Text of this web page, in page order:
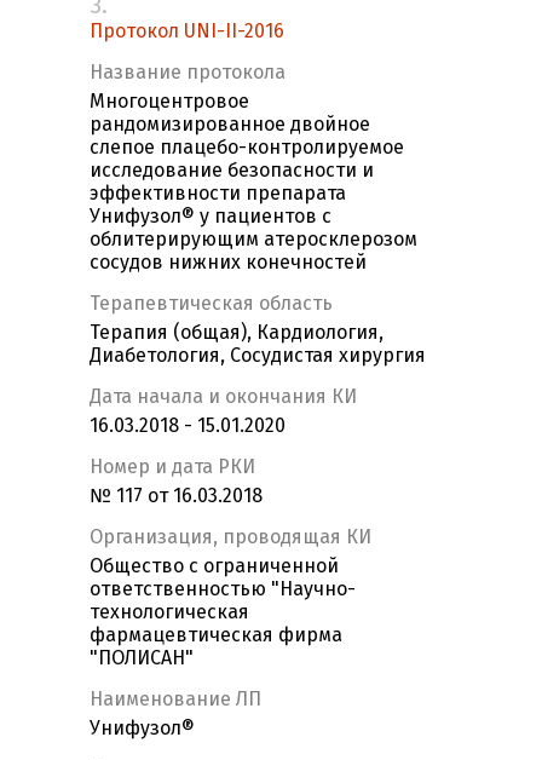
Протокол UNI-II-2016
Название протокола
Многоцентровое
рандомизированное двойное
слепое плацебо-контролируемое
исследование безопасности и
эффективности препарата
Унифузол® у пациентов с
облитерирующим атеросклерозом
сосудов нижних конечностей
Терапевтическая область
Терапия (общая), Кардиология,
Диабетология, Сосудистая хирургия
Дата начала и окончания КИ
16.03.2018 - 15.01.2020
Номер и дата РКИ
№ 117 от 16.03.2018
Организация, проводящая КИ
Общество с ограниченной
ответственностью "Научно-
технологическая
фармацевтическая фирма
"ПОЛИСАН"
Наименование ЛП
Унифузол®